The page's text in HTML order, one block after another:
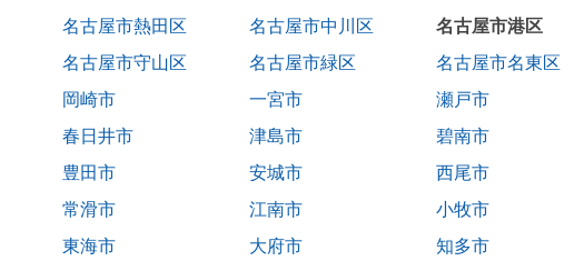
名古屋市熱田区 名古屋市中川区
名古屋市港区
名古屋市守山区 名古屋市緑区
名古屋市名東区
岡崎市 一宮市
瀬戸市
春日井市 津島市
碧南市
豊田市 安城市
西尾市
常滑市 江南市
小牧市
東海市 大府市
知多市